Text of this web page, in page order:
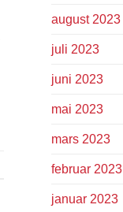
august 2023
juli 2023
juni 2023
mai 2023
mars 2023
februar 2023
januar 2023